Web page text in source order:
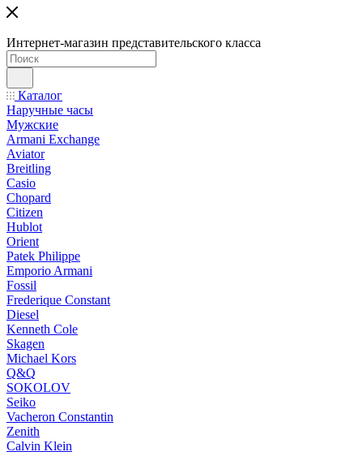
Интернет-магазин представительского класса
Каталог
Наручные часы
Мужские
Armani Exchange
Aviator
Breitling
Casio
Chopard
Citizen
Hublot
Orient
Patek Philippe
Emporio Armani
Fossil
Frederique Constant
Diesel
Kenneth Cole
Skagen
Michael Kors
Q&Q
SOKOLOV
Seiko
Vacheron Constantin
Zenith
Calvin Klein